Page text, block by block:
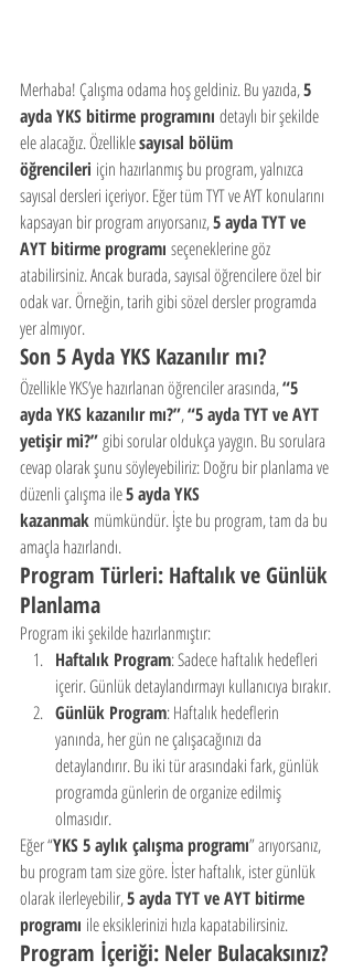
Merhaba! Çalışma odama hoş geldiniz. Bu yazıda, 5
ayda YKS bitirme programını detaylı bir şekilde
ele alacağız. Özellikle sayısal bölüm
öğrencileri için hazırlanmış bu program, yalnızca
sayısal dersleri içeriyor. Eğer tüm TYT ve AYT konularını
kapsayan bir program arıyorsanız, 5 ayda TYT ve
AYT bitirme programı seçeneklerine göz
atabilirsiniz. Ancak burada, sayısal öğrencilere özel bir
odak var. Örneğin, tarih gibi sözel dersler programda
yer almıyor.
Son 5 Ayda YKS Kazanılır mı?
Özellikle YKS’ye hazırlanan öğrenciler arasında, “5
ayda YKS kazanılır mı?”, “5 ayda TYT ve AYT
yetişir mi?” gibi sorular oldukça yaygın. Bu sorulara
cevap olarak şunu söyleyebiliriz: Doğru bir planlama ve
düzenli çalışma ile 5 ayda YKS
kazanmak mümkündür. İşte bu program, tam da bu
amaçla hazırlandı.
Program Türleri: Haftalık ve Günlük
Planlama
Program iki şekilde hazırlanmıştır:
Haftalık Program: Sadece haftalık hedefleri
içerir. Günlük detaylandırmayı kullanıcıya bırakır.
Günlük Program: Haftalık hedeflerin
yanında, her gün ne çalışacağınızı da
detaylandırır. Bu iki tür arasındaki fark, günlük
programda günlerin de organize edilmiş
olmasıdır.
Eğer “YKS 5 aylık çalışma programı” arıyorsanız,
bu program tam size göre. İster haftalık, ister günlük
olarak ilerleyebilir, 5 ayda TYT ve AYT bitirme
programı ile eksiklerinizi hızla kapatabilirsiniz.
Program İçeriği: Neler Bulacaksınız?